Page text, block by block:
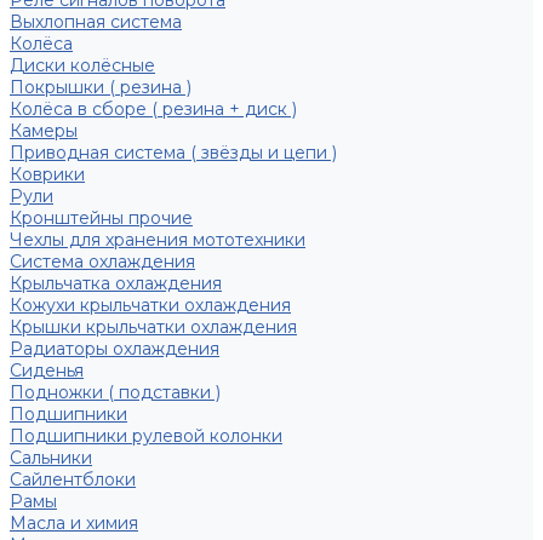
Выхлопная система
Колёса
Диски колёсные
Покрышки ( резина )
Колёса в сборе ( резина + диск )
Камеры
Приводная система ( звёзды и цепи )
Коврики
Рули
Кронштейны прочие
Чехлы для хранения мототехники
Система охлаждения
Крыльчатка охлаждения
Кожухи крыльчатки охлаждения
Крышки крыльчатки охлаждения
Радиаторы охлаждения
Сиденья
Подножки ( подставки )
Подшипники
Подшипники рулевой колонки
Сальники
Сайлентблоки
Рамы
Масла и химия